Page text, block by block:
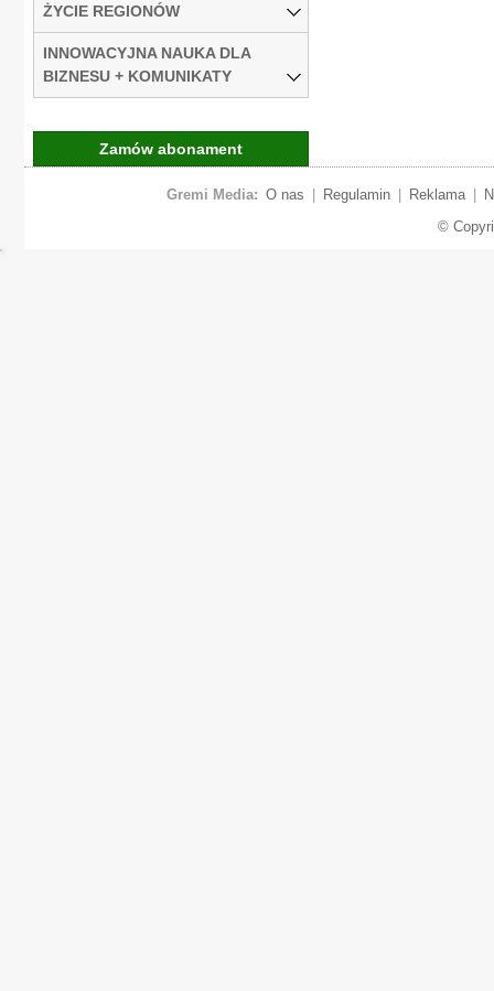
ŻYCIE REGIONÓW
INNOWACYJNA NAUKA DLA
BIZNESU + KOMUNIKATY
Zamów abonament
Gremi Media: O nas Regulamin Reklama
©